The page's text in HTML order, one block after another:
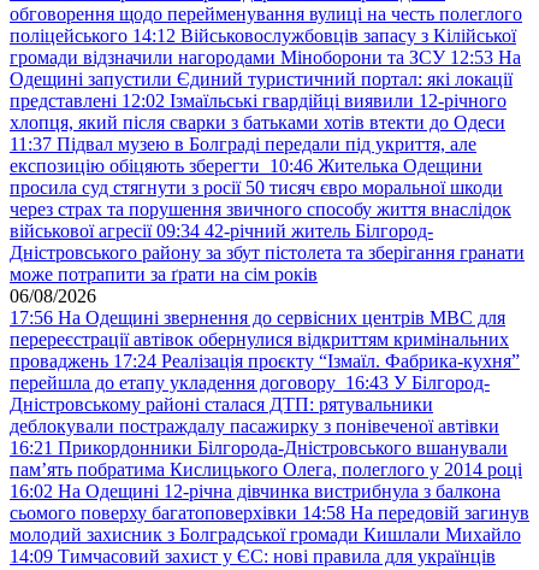
обговорення щодо перейменування вулиці на честь полеглого
поліцейського 14:12 Військовослужбовців запасу з Кілійської
громади відзначили нагородами Міноборони та ЗСУ 12:53 На
Одещині запустили Єдиний туристичний портал: які локації
представлені 12:02 Ізмаїльські гвардійці виявили 12-річного
хлопця, який після сварки з батьками хотів втекти до Одеси
11:37 Підвал музею в Болграді передали під укриття, але
експозицію обіцяють зберегти 10:46 Жителька Одещини
просила суд стягнути з росії 50 тисяч євро моральної шкоди
через страх та порушення звичного способу життя внаслідок
військової агресії 09:34 42-річний житель Білгород-
Дністровського району за збут пістолета та зберігання гранати
може потрапити за ґрати на сім років
06/08/2026
17:56 На Одещині звернення до сервісних центрів МВС для
перереєстрації автівок обернулися відкриттям кримінальних
проваджень 17:24 Реалізація проєкту “Ізмаїл. Фабрика-кухня”
перейшла до етапу укладення договору 16:43 У Білгород-
Дністровському районі сталася ДТП: рятувальники
деблокували постраждалу пасажирку з понівеченої автівки
16:21 Прикордонники Білгорода-Дністровського вшанували
пам’ять побратима Кислицького Олега, полеглого у 2014 році
16:02 На Одещині 12-річна дівчинка вистрибнула з балкона
сьомого поверху багатоповерхівки 14:58 На передовій загинув
молодий захисник з Болградської громади Кишлали Михайло
14:09 Тимчасовий захист у ЄС: нові правила для українців